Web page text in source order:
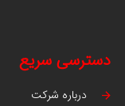
دسترسی سریع
درباره شرکت